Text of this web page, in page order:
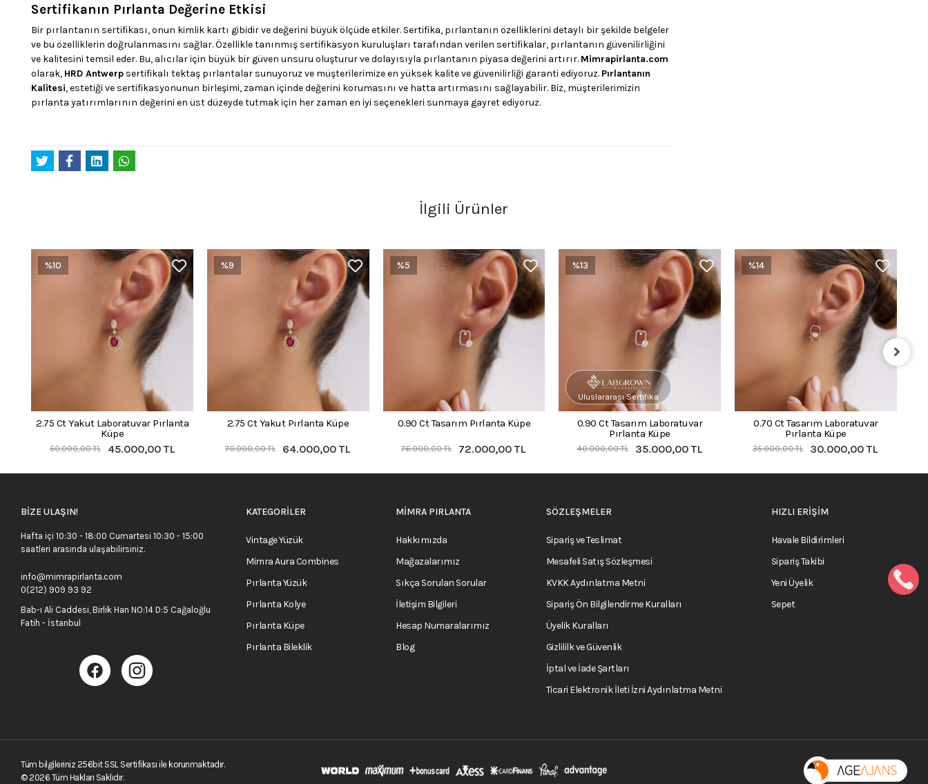
Sertifikanın Pırlanta Değerine Etkisi
Bir pırlantanın sertifikası, onun kimlik kartı gibidir ve değerini büyük ölçüde etkiler. Sertifika, pırlantanın özelliklerini detaylı bir şekilde belgeler
ve bu özelliklerin doğrulanmasını sağlar. Özellikle tanınmış sertifikasyon kuruluşları tarafından verilen sertifikalar, pırlantanın güvenilirliğini
ve kalitesini temsil eder. Bu, alıcılar için büyük bir güven unsuru oluşturur ve dolayısıyla pırlantanın piyasa değerini artırır. Mimrapirlanta.com
olarak, HRD Antwerp sertifikalı tektaş pırlantalar sunuyoruz ve müşterilerimize en yüksek kalite ve güvenilirliği garanti ediyoruz. Pırlantanın
Kalitesi, estetiği ve sertifikasyonunun birleşimi, zaman içinde değerini korumasını ve hatta artırmasını sağlayabilir. Biz, müşterilerimizin
pırlanta yatırımlarının değerini en üst düzeyde tutmak için her zaman en iyi seçenekleri sunmaya gayret ediyoruz.
İlgili Ürünler
%10
2.75 Ct Yakut Laboratuvar Pırlanta
Küpe
50.000,00 TL 45.000,00 TL
%9
2.75 Ct Yakut Pırlanta Küpe
70.000,00 TL 64.000,00 TL
%5
0.90 Ct Tasarım Pırlanta Küpe
76.000,00 TL 72.000,00 TL
%13
Uluslararası Sertifika
0.90 Ct Tasarım Laboratuvar
Pırlanta Küpe
40.000,00 TL 35.000,00 TL
%14
0.70 Ct Tasarım Laboratuvar
Pırlanta Küpe
35.000,00 TL 30.000,00 TL
BİZE ULAŞIN!
Hafta içi 10:30 - 18:00 Cumartesi 10:30 - 15:00
saatleri arasında ulaşabilirsiniz.
info@mimrapirlanta.com
0(212) 909 93 92
Bab-ı Ali Caddesi, Birlik Han NO:14 D:5 Cağaloğlu
Fatih - İstanbul
KATEGORİLER
Vintage Yüzük
Mimra Aura Combines
Pırlanta Yüzük
Pırlanta Kolye
Pırlanta Küpe
Pırlanta Bileklik
MİMRA PIRLANTA
Hakkımızda
Mağazalarımız
Sıkça Sorulan Sorular
İletişim Bilgileri
Hesap Numaralarımız
Blog
SÖZLEŞMELER
Sipariş ve Teslimat
Mesafeli Satış Sözleşmesi
KVKK Aydınlatma Metni
Sipariş Ön Bilgilendirme Kuralları
Üyelik Kuralları
Gizlililk ve Güvenlik
İptal ve İade Şartları
Ticari Elektronik İleti İzni Aydınlatma Metni
HIZLI ERİŞİM
Havale Bildirimleri
Sipariş Takibi
Yeni Üyelik
Sepet
Tüm bilgileriniz 256bit SSL Sertifikası ile korunmaktadır.
© 2026 Tüm Hakları Saklıdır.